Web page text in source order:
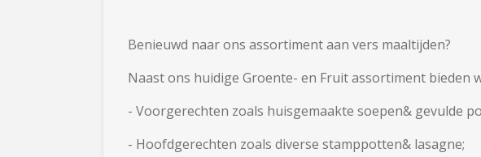
Benieuwd naar ons assortiment aan vers maaltijden?
Naast ons huidige Groente- en Fruit assortiment bieden
- Voorgerechten zoals huisgemaakte soepen& gevulde
- Hoofdgerechten zoals diverse stamppotten& lasagne;